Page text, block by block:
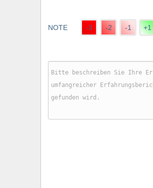
NOTE -3 -2 -1 +1